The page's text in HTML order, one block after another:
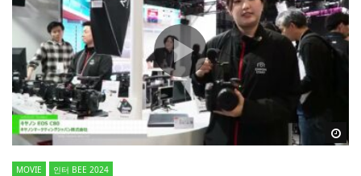
MOVIE 인터 BEE 2024